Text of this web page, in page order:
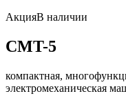
АкцияВ наличии
CMT-5
компактная,
электромеханическая